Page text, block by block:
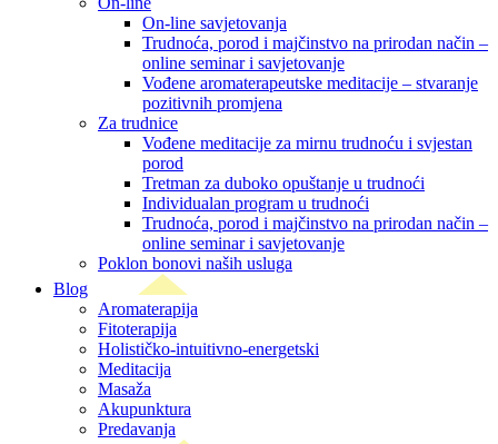
On-line savjetovanja
Trudnoća, porod i majčinstvo na prirodan način –
online seminar i savjetovanje
Vođene aromaterapeutske meditacije – stvaranje
pozitivnih promjena
Za trudnice
Vođene meditacije za mirnu trudnoću i svjestan
porod
Tretman za duboko opuštanje u trudnoći
Individualan program u trudnoći
Trudnoća, porod i majčinstvo na prirodan način –
online seminar i savjetovanje
Poklon bonovi naših usluga
Blog
Aromaterapija
Fitoterapija
Holističko-intuitivno-energetski
Meditacija
Masaža
Akupunktura
Predavanja